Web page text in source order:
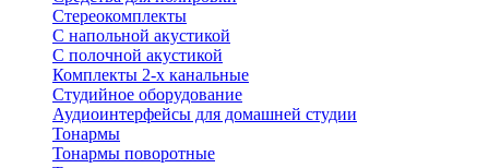
Стереокомплекты
C напольной акустикой
C полочной акустикой
Комплекты 2-х канальные
Студийное оборудование
Аудиоинтерфейсы для домашней студии
Тонармы
Тонармы поворотные